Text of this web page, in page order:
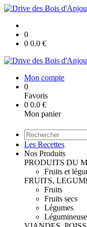
0
0 0.0 €
Mon compte
0
Favoris
0 0.0 €
Mon panier
Les Recettes
Nos Produits
PRODUITS DU
Fruits et
FRUITS,
Fruits
Fruits secs
Légumes